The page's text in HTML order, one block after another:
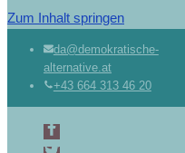
Zum Inhalt springen
da@demokratische-
alternative.at
+43 664 313 46 20